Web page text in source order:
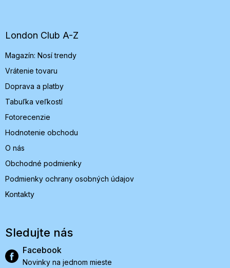
e
London Club A-Z
Magazín: Nosí trendy
Vrátenie tovaru
Doprava a platby
Tabuľka veľkostí
Fotorecenzie
Hodnotenie obchodu
O nás
Obchodné podmienky
Podmienky ochrany osobných údajov
Kontakty
Sledujte nás
Facebook
Novinky na jednom mieste